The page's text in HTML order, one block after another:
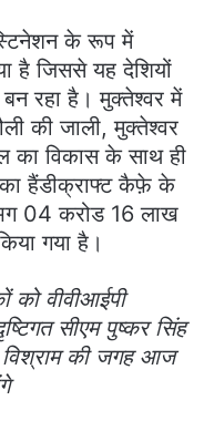
के रूप में
है जिससे यह देशियों
रहा है। मुक्तेश्वर में
की जाली, मुक्तेश्वर
का विकास के साथ ही
हैंडीक्राफ्ट कैफ़े के
04 करोड 16 लाख
गया है।
को वीवीआईपी
सीएम पुष्कर सिंह
विश्राम की जगह आज